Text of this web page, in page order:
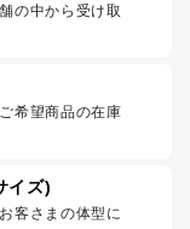
の中から受け取
希望商品の在庫
イズ)
客さまの体型に